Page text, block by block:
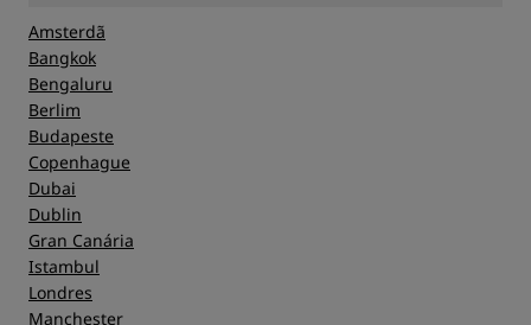
Amsterdã
Bangkok
Bengaluru
Berlim
Budapeste
Copenhague
Dubai
Dublin
Gran Canária
Istambul
Londres
Manchester